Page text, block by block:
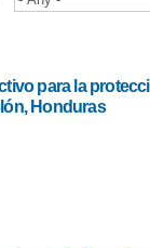
para la
Honduras